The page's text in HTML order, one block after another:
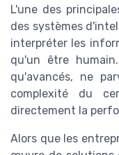
L'une des
des systèmes
interpréter les
qu'un être
qu'avancés, ne
complexité du
directement la
Alors que les